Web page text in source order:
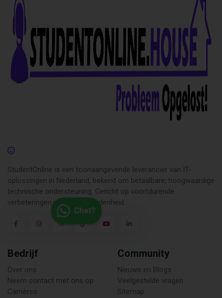
StudentOnline is een toonaangevende leverancier van IT-
oplossingen in Nederland, bekend om betaalbare, hoogwaardige
technische ondersteuning. Gericht op voortdurende
verbeteringen van klanttevredenheid.
Bedrijf
Over ons
Neem contact met ons op
Carrières
Community
Nieuws en Blogs
Veelgestelde vragen
Sitemap
Chat?